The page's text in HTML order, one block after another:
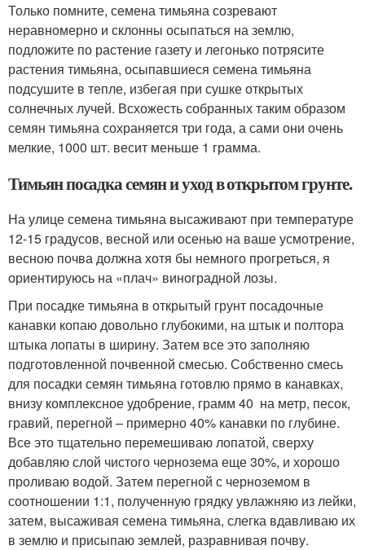
Только помните, семена тимьяна созревают
неравномерно и склонны осыпаться на землю,
подложите по растение газету и легонько потрясите
растения тимьяна, осыпавшиеся семена тимьяна
подсушите в тепле, избегая при сушке открытых
солнечных лучей. Всхожесть собранных таким образом
семян тимьяна сохраняется три года, а сами они очень
мелкие, 1000 шт. весит меньше 1 грамма.
Тимьян посадка семян и уход в открытом грунте.
На улице семена тимьяна высаживают при температуре
12-15 градусов, весной или осенью на ваше усмотрение,
весною почва должна хотя бы немного прогреться, я
ориентируюсь на «плач» виноградной лозы.
При посадке тимьяна в открытый грунт посадочные
канавки копаю довольно глубокими, на штык и полтора
штыка лопаты в ширину. Затем все это заполняю
подготовленной почвенной смесью. Собственно смесь
для посадки семян тимьяна готовлю прямо в канавках,
внизу комплексное удобрение, грамм 40 на метр, песок,
гравий, перегной – примерно 40% канавки по глубине.
Все это тщательно перемешиваю лопатой, сверху
добавляю слой чистого чернозема еще 30%, и хорошо
проливаю водой. Затем перегной с черноземом в
соотношении 1:1, полученную грядку увлажняю из лейки,
затем, высаживая семена тимьяна, слегка вдавливаю их
в землю и присыпаю землей, разравнивая почву.